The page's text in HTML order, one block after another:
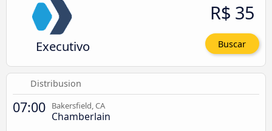
Executivo
R$ 35
Buscar
Distribusion
07:00 Bakersfield, CA
Chamberlain